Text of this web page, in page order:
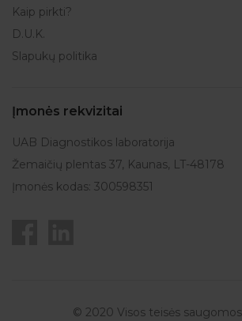
Kaip pirkti?
D.U.K.
Slapukų politika
Įmonės rekvizitai
UAB Diagnostikos laboratorija
Žemaičių plentas 37, Kaunas, LT-48178
Įmonės kodas: 300598351
© 2020 Visos teisės